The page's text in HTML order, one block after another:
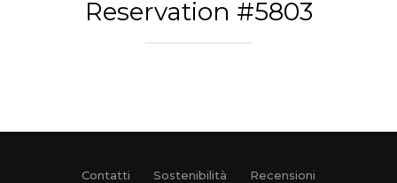
Reservation #5803
Contatti Sostenibilità
Recensioni